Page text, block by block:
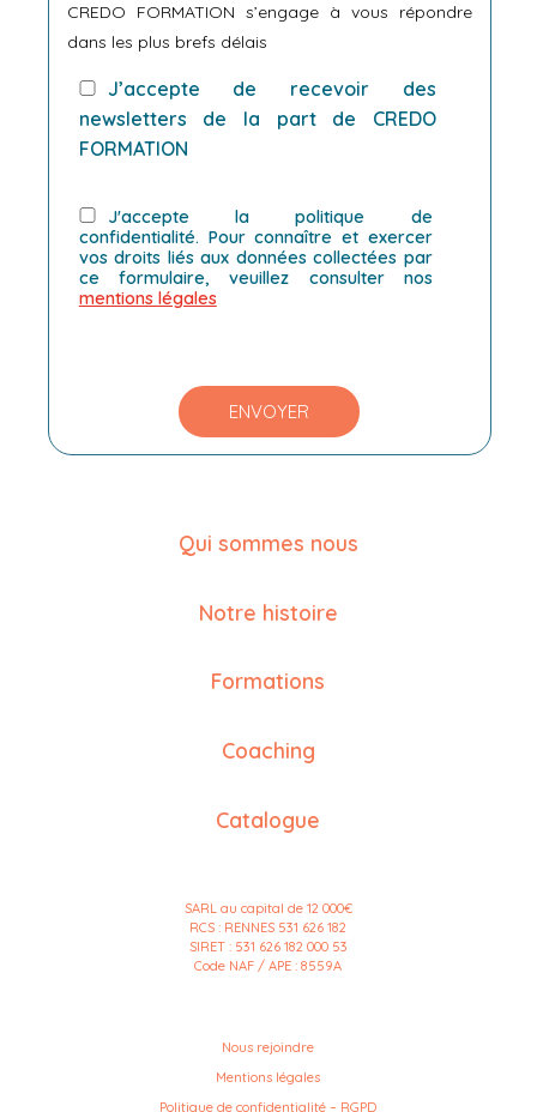
CREDO FORMATION s’engage à vous répondre
dans les plus brefs délais
J’accepte de recevoir des
newsletters de la part de CREDO
FORMATION
J'accepte la politique de
confidentialité. Pour connaître et exercer
vos droits liés aux données collectées par
ce formulaire, veuillez consulter nos
mentions légales
Qui sommes nous
Notre histoire
Formations
Coaching
Catalogue
SARL au capital de 12 000€
RCS : RENNES 531 626 182
SIRET : 531 626 182 000 53
Code NAF / APE : 8559A
Nous rejoindre
Mentions légales
Politique de confidentialité – RGPD